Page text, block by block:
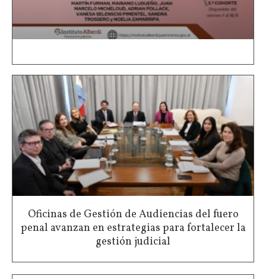
Oficinas de Gestión de Audiencias del fuero
penal avanzan en estrategias para fortalecer la
gestión judicial